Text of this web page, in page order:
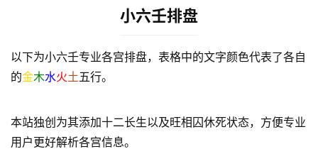
小六壬排盘
以下为小六壬专业各宫排盘，表格中的文字颜色代表了各自
的金木水火土五行。
本站独创为其添加十二长生以及旺相囚休死状态，方便专业
用户更好解析各宫信息。